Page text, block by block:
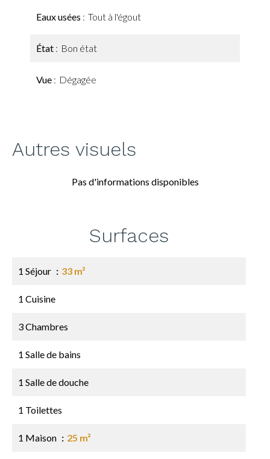
Eaux usées Tout à l'égout
État Bon état
Vue Dégagée
Autres visuels
Pas d'informations disponibles
Surfaces
1 Séjour 33 m²
1 Cuisine
3 Chambres
1 Salle de bains
1 Salle de douche
1 Toilettes
1 Maison 25 m²